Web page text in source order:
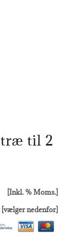
til 2
[Inkl. % Moms.]
[vælger nedenfor]